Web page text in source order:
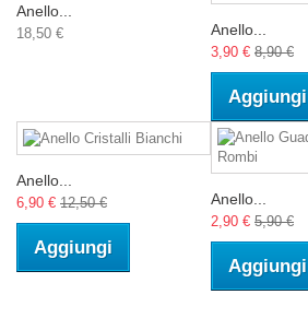
Anello...
18,50 € Anello...
3,90 € 8,90 €
Aggiungi
Anello...
6,90 € 12,50 €
Aggiungi
Anello...
2,90 € 5,90 €
Aggiungi